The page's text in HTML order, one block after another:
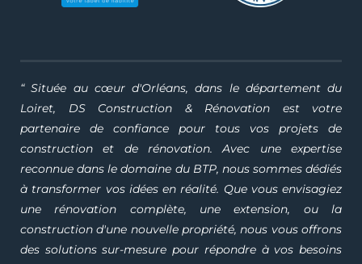
“ Située au cœur d'Orléans, dans le département du
Loiret, DS Construction & Rénovation est votre
partenaire de confiance pour tous vos projets de
construction et de rénovation. Avec une expertise
reconnue dans le domaine du BTP, nous sommes dédiés
à transformer vos idées en réalité. Que vous envisagiez
une rénovation complète, une extension, ou la
construction d'une nouvelle propriété, nous vous offrons
des solutions sur-mesure pour répondre à vos besoins